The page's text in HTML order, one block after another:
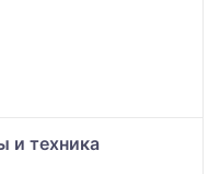
и техника